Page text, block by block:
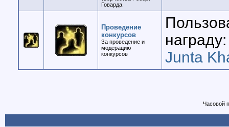
Говарда.
Проведение
конкурсов
За проведение и
модерацию
конкурсов
Junta
Часовой